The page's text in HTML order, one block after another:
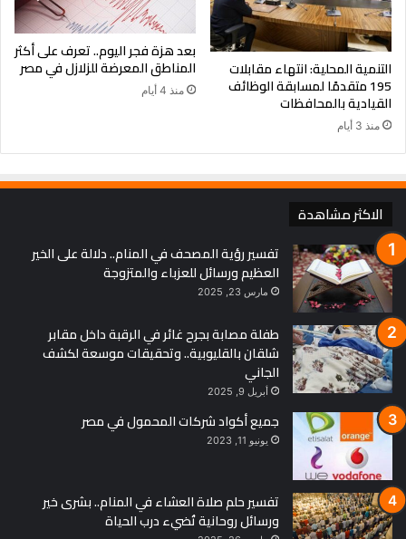
كما تفقد محافظ أعمال تطوير ورفع كفاءة نفق شبرا الرابط بين
وسط المدينة ومناطق الساحل، وروض الفرج.
وأشار محافظ القاهرة، إلى أن الأعمال التي تتم تحت إشراف مديرية
الطرق بالمحافظة تسير وفق الجدول الزمني الموضوع، وتشمل رفع
كفاءة الإنارة، والرصف، والبلدورات، ودهان حوائط النفق.
وأضاف محافظ القاهرة، أنه جار حاليًا استكمال أعمال تجليد حوائط
النفق بالحجر الهاشمي بالشكل الذي يتناسب مع أعمال التطوير
الجارية بالمنطقة المحيطة بميدان رمسيس في إطار خطة الدولة
لرفع كفاءة الميدان
التنمية المحلية: انتهاء مقابلات
195 متقدمًا لمسابقة الوظائف
القيادية بالمحافظات
منذ 3 أيام
بعد هزة فجر اليوم.. تعرف على أكثر
المناطق المعرضة للزلازل في مصر
منذ 4 أيام
الاكثر مشاهدة
تفسير رؤية المصحف في المنام.. دلالة على الخير
العظيم ورسائل للعزباء والمتزوجة
مارس 23, 2025
طفلة مصابة بجرح غائر في الرقبة داخل مقابر
شلقان بالقليوبية.. وتحقيقات موسعة لكشف
الجاني
أبريل 9, 2025
جميع أكواد شركات المحمول في مصر
يونيو 11, 2023
تفسير حلم صلاة العشاء في المنام.. بشرى خير
ورسائل روحانية تُضيء درب الحياة